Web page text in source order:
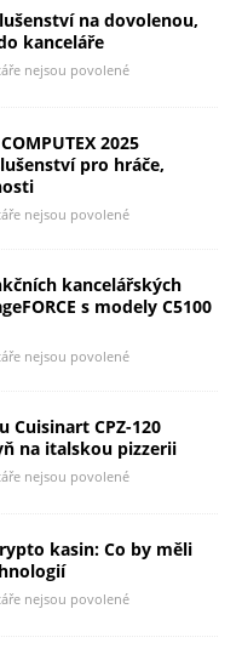
na dovolenou,
kanceláře
nejsou povolené
2025
pro hráče,
nejsou povolené
kancelářských
s modely C5100
nejsou povolené
Cuisinart CPZ-120
na italskou pizzerii
nejsou povolené
kasin: Co by měli
nejsou povolené